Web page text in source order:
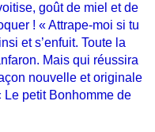
goût de miel et de
! « Attrape-moi si tu
et s’enfuit. Toute la
Mais qui réussira
nouvelle et originale
petit Bonhomme de